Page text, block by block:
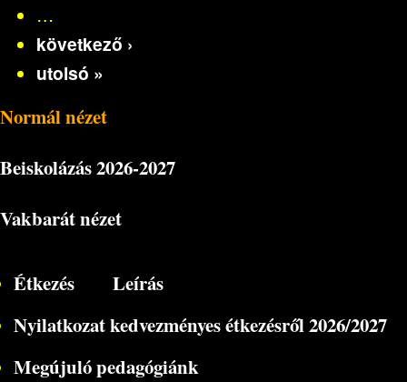
…
következő ›
utolsó »
Normál nézet
Beiskolázás2026-2027
Vakbarát nézet
Étkezés
Leírás
Nyilatkozat kedvezményes étkezésről 2026/2027
Megújuló pedagógiánk